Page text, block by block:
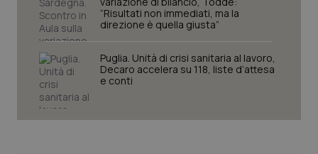
“Risultati non immediati, ma la
direzione è quella giusta”
Puglia. Unità di crisi sanitaria al lavoro,
Decaro accelera su 118, liste d’attesa
e conti
CookieScriptConsent
5